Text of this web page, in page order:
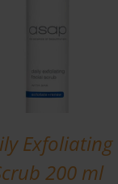
Exfoliating
200 ml